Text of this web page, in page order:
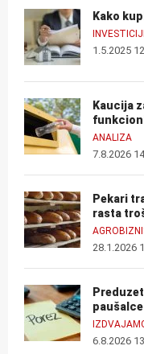
Kako
1.5.2025
Kaucija
ANALIZA
7.8.2026
Pekari
rasta
28.1.2026
6.8.2026